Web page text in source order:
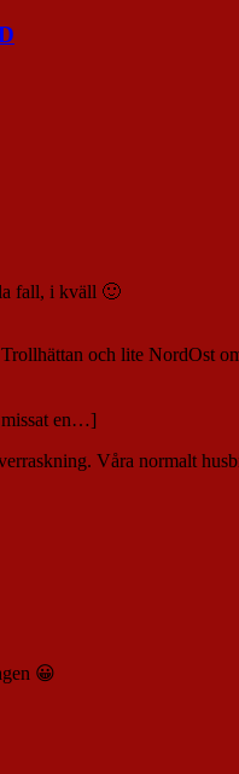
fall, i kväll 🙂
och lite NordOst
missat en…]
Våra normalt
😀